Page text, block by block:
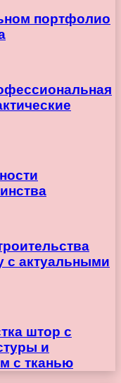
портфолио
с актуальными
штор с
и
с тканью